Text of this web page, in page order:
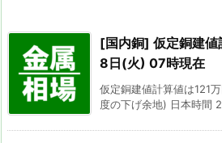
[国内銅] 仮定銅建
8日(火) 07時現在
仮定銅建値計算値は121
度の下げ余地) 日本時間